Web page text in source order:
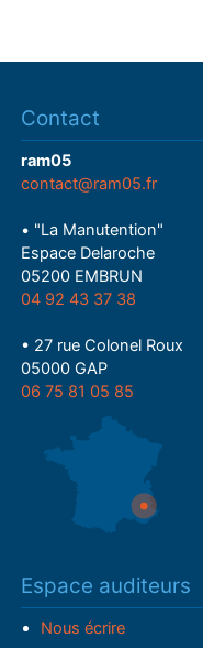
Contact
ram05
contact@ram05.fr
• "La Manutention"
Espace Delaroche
05200 EMBRUN
04 92 43 37 38
• 27 rue Colonel Roux
05000 GAP
06 75 81 05 85
Espace auditeurs
Nous écrire